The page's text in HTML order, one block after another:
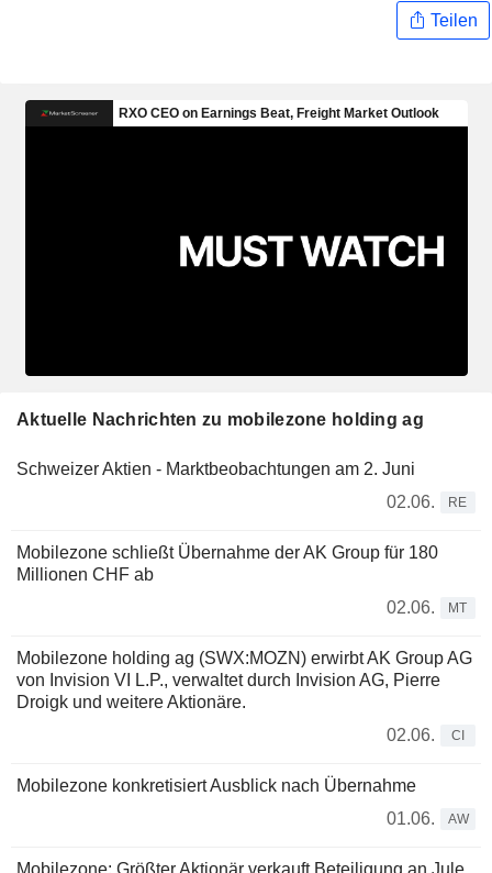
Teilen
Aktuelle Nachrichten zu mobilezone holding ag
Schweizer Aktien - Marktbeobachtungen am 2. Juni
02.06.
RE
Mobilezone schließt Übernahme der AK Group für 180
Millionen CHF ab
02.06.
MT
Mobilezone holding ag (SWX:MOZN) erwirbt AK Group AG
von Invision VI L.P., verwaltet durch Invision AG, Pierre
Droigk und weitere Aktionäre.
02.06.
CI
Mobilezone konkretisiert Ausblick nach Übernahme
01.06.
AW
Mobilezone: Größter Aktionär verkauft Beteiligung an Jule